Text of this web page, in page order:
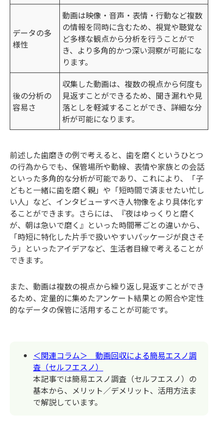
データの多
様性
動画は映像・音声・表情・行動など複数
の情報を同時に含むため、視覚や聴覚な
ど多様な観点から分析を行うことがで
き、より多角的かつ深い洞察が可能にな
ります。
後の分析の
容易さ
収集した動画は、複数の視点から何度も
見返すことができるため、聞き漏れや見
落としを軽減することができ、詳細な分
析が可能になります。
前述した歯磨きの例で考えると、歯を磨くというひとつ
の行為からでも、保管場所や動線、表情や家族との会話
といった多角的な分析が可能であり、これにより、「子
どもと一緒に歯を磨く親」や「短時間で済ませたい忙し
い人」など、インタビューすべき人物像をより具体化す
ることができます。さらには、『夜はゆっくりと磨く
が、朝は急いで磨く』といった時間帯ごとの違いから、
「時短に特化した片手で扱いやすいパッケージが良さそ
う」といったアイデアなど、生活者目線で考えることが
できます。
また、動画は複数の視点から繰り返し見返すことができ
るため、定量的に集めたアンケート結果との照合や定性
的なデータの保管に活用することが可能です。
＜関連コラム＞ 動画回収による簡易エスノ調
査（セルフエスノ）
本記事では簡易エスノ調査（セルフエスノ）の
基本から、メリット／デメリット、活用方法ま
で解説しています。